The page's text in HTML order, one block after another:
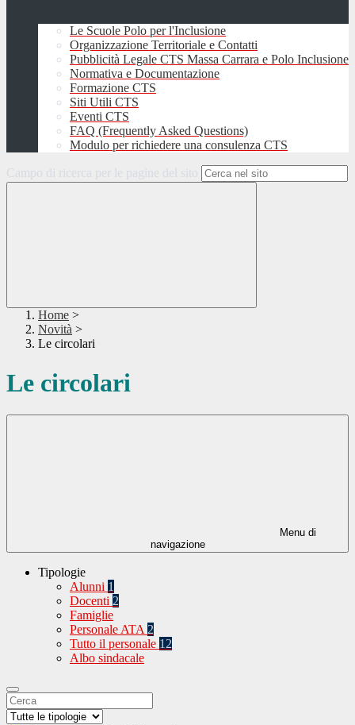
Le Scuole Polo per l'Inclusione
Organizzazione Territoriale e Contatti
Pubblicità Legale CTS Massa Carrara e Polo Inclusione
Normativa e Documentazione
Formazione CTS
Siti Utili CTS
Eventi CTS
FAQ (Frequently Asked Questions)
Modulo per richiedere una consulenza CTS
Campo di ricerca per le pagine del sito
Home >
Novità >
Le circolari
Le circolari
Menu di
navigazione
Tipologie
Alunni 1
Docenti 2
Famiglie
Personale ATA 2
Tutto il personale 12
Albo sindacale